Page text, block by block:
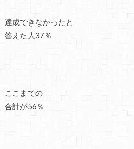
達成できなかったと
答えた人37％
ここまでの
合計が56％